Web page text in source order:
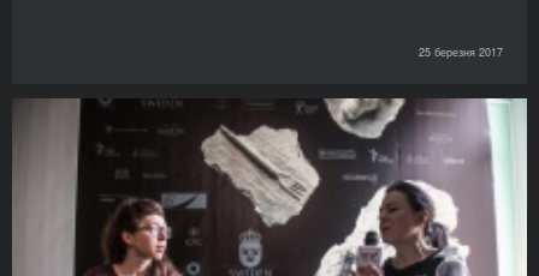
25 березня 2017